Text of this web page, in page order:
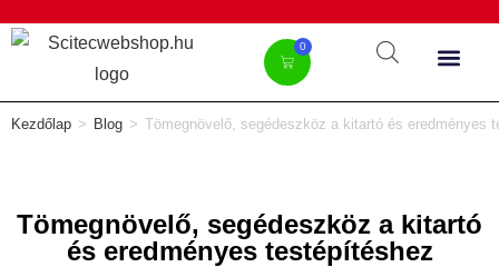
0
Kezdőlap > Blog > Tömegnövelő, segédeszköz a kitartó és eredményes
Tömegnövelő, segédeszköz a kitartó
és eredményes testépítéshez